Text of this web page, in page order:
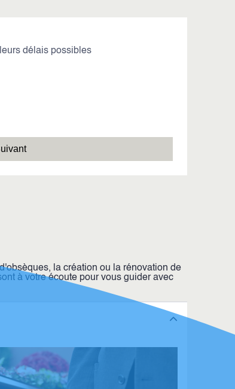
délais possibles
la création ou la rénovation de
à votre écoute pour vous guider avec